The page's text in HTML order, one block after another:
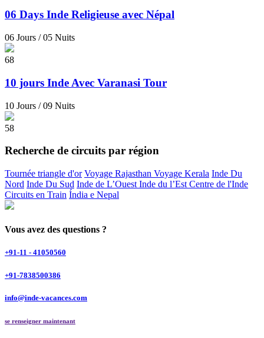
06 Days Inde Religieuse avec Népal
06 Jours / 05 Nuits
68
10 jours Inde Avec Varanasi Tour
10 Jours / 09 Nuits
58
Recherche de circuits par région
Tournée triangle d'or Voyage Rajasthan Voyage Kerala Inde Du
Nord Inde Du Sud Inde de L’Ouest Inde du l’Est Centre de l'Inde
Circuits en Train Índia e Nepal
Vous avez des questions ?
+91-11 - 41050560
+91-7838500386
info@inde-vacances.com
se renseigner maintenant